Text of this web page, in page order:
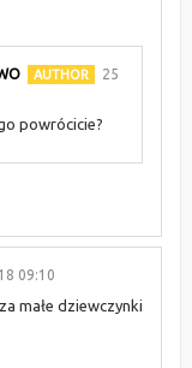
25
powrócicie?
09:10
małe dziewczynki